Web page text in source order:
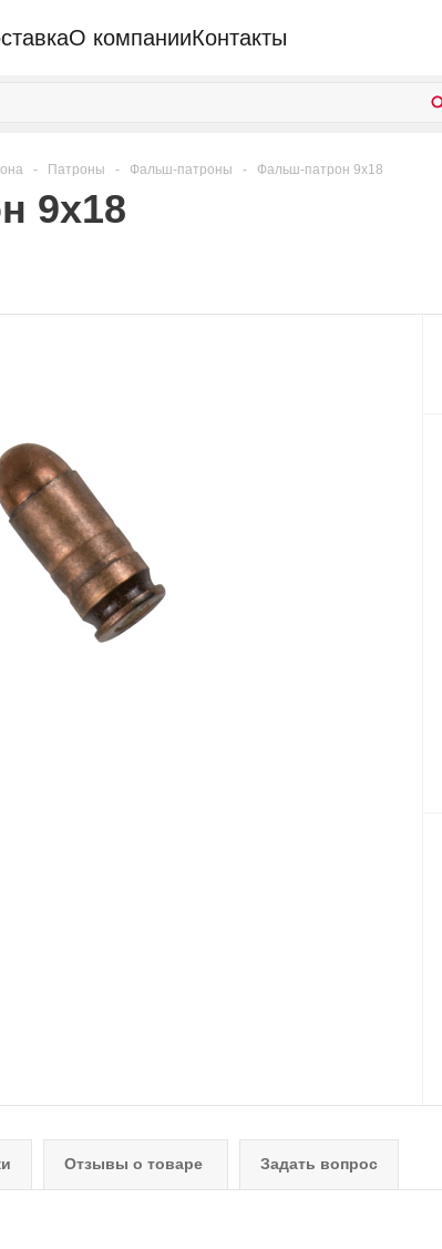
О компанииКонтакты
- Патроны - Фальш-патроны - Фальш-патрон 9х18
9х18
Отзывы о товаре Задать вопрос